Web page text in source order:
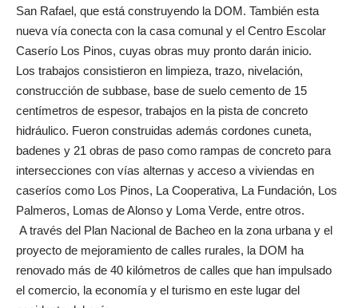
San Rafael, que está construyendo la DOM. También esta
nueva vía conecta con la casa comunal y el Centro Escolar
Caserío Los Pinos, cuyas obras muy pronto darán inicio.
Los trabajos consistieron en limpieza, trazo, nivelación,
construcción de subbase, base de suelo cemento de 15
centímetros de espesor, trabajos en la pista de concreto
hidráulico. Fueron construidas además cordones cuneta,
badenes y 21 obras de paso como rampas de concreto para
intersecciones con vías alternas y acceso a viviendas en
caseríos como Los Pinos, La Cooperativa, La Fundación, Los
Palmeros, Lomas de Alonso y Loma Verde, entre otros.
A través del Plan Nacional de Bacheo en la zona urbana y el
proyecto de mejoramiento de calles rurales, la DOM ha
renovado más de 40 kilómetros de calles que han impulsado
el comercio, la economía y el turismo en este lugar del